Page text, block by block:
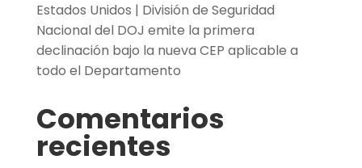
Estados Unidos | División de Seguridad
Nacional del DOJ emite la primera
declinación bajo la nueva CEP aplicable a
todo el Departamento
Comentarios
recientes